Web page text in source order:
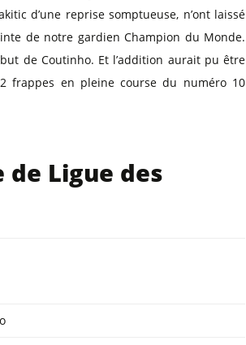
d’une reprise somptueuse, n’ont laissé
de notre gardien Champion du Monde.
de Coutinho. Et l’addition aurait pu être
frappes en pleine course du numéro 10
de Ligue des